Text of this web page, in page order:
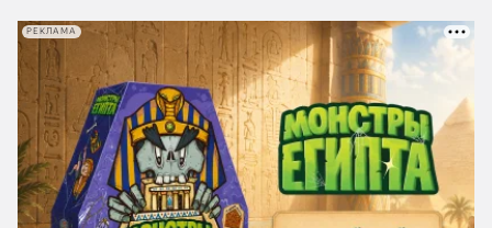
РЕКЛАМА